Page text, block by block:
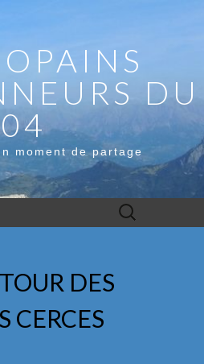
DU
04
moment de partage
Rechercher :
DES
CERCES